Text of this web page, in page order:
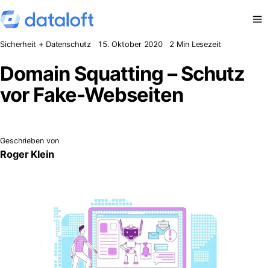
Zum Inhalt springen
Sicherheit + Datenschutz 15. Oktober 2020 2 Min Lesezeit
Domain Squatting – Schutz
vor Fake-Webseiten
Geschrieben von
Roger Klein